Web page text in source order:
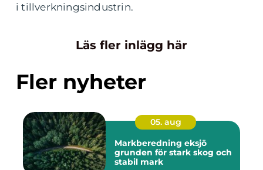
i tillverkningsindustrin.
Läs fler inlägg här
Fler nyheter
05. aug
Markberedning eksjö
grunden för stark skog och
stabil mark